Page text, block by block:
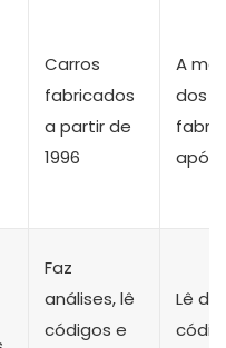
Carros
fabricados
a partir de
1996
A
dos
após
Faz
análises, lê
códigos e
Lê de